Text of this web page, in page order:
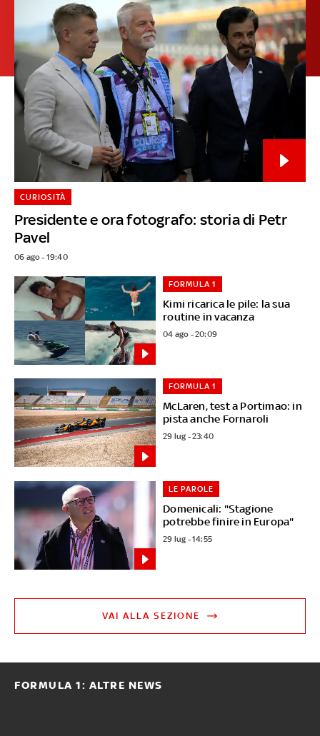
Presidente e ora fotografo: storia di Petr
Pavel
CURIOSITÀ
06 ago - 19:40
Kimi ricarica le pile: la sua
routine in vacanza
FORMULA 1
04 ago - 20:09
McLaren, test a Portimao: in
pista anche Fornaroli
FORMULA 1
29 lug - 23:40
Domenicali: "Stagione
potrebbe finire in Europa"
LE PAROLE
29 lug - 14:55
VAI ALLA SEZIONE
FORMULA 1: ALTRE NEWS